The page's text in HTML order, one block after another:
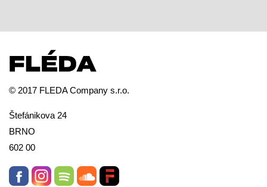
© 2017 FLEDA Company s.r.o.
Štefánikova 24
BRNO
602 00